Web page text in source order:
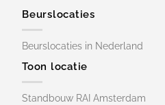
Beurslocaties
Beurslocaties in Nederland
Toon locatie
Standbouw RAI Amsterdam